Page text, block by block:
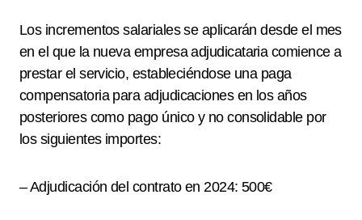
Los incrementos salariales se aplicarán desde el mes
en el que la nueva empresa adjudicataria comience a
prestar el servicio, estableciéndose una paga
compensatoria para adjudicaciones en los años
posteriores como pago único y no consolidable por
los siguientes importes:
– Adjudicación del contrato en 2024: 500€